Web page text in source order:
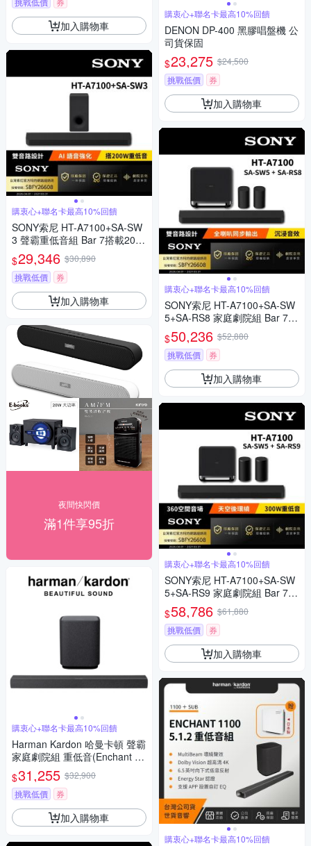
加入購物車
購衷心+聯名卡最高10%回饋
SONY索尼 HT-A7100+SA-SW
3 聲霸重低音組 Bar 7搭載200
W重低音組
$29,346 $30,890
挑戰低價
券
加入購物車
夜間快閃價
滿1件享95折
購衷心+聯名卡最高10%回饋
Harman Kardon 哈曼卡頓 聲霸
家庭劇院組 重低音(Enchant 90
0 + Enchant Sub)
$31,255 $32,900
挑戰低價
券
加入購物車
購衷心+聯名卡最高10%回饋
DENON DP-400 黑膠唱盤機 公
司貨保固
$23,275 $24,500
挑戰低價
券
加入購物車
購衷心+聯名卡最高10%回饋
SONY索尼 HT-A7100+SA-SW
5+SA-RS8 家庭劇院組 Bar 7家
庭劇院組
$50,236 $52,880
挑戰低價
券
加入購物車
購衷心+聯名卡最高10%回饋
SONY索尼 HT-A7100+SA-SW
5+SA-RS9 家庭劇院組 Bar 7家
庭劇院組
$58,786 $61,880
挑戰低價
券
加入購物車
購衷心+聯名卡最高10%回饋